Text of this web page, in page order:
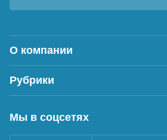
О компании
Рубрики
Мы в соцсетях